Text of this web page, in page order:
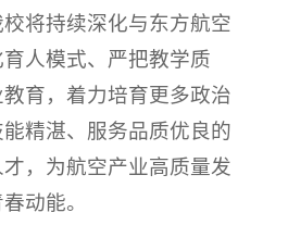
将持续深化与东方航空
人模式、严把教学质
育，着力培育更多政治
精湛、服务品质优良的
，为航空产业高质量发
动能。